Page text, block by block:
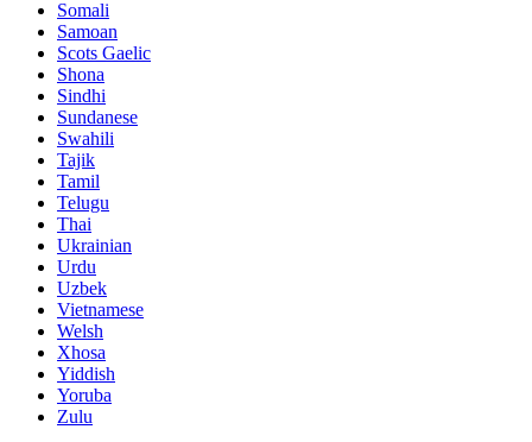
Somali
Samoan
Scots Gaelic
Shona
Sindhi
Sundanese
Swahili
Tajik
Tamil
Telugu
Thai
Ukrainian
Urdu
Uzbek
Vietnamese
Welsh
Xhosa
Yiddish
Yoruba
Zulu